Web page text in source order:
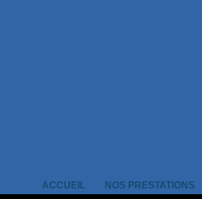
ACCUEIL NOS PRESTATIONS